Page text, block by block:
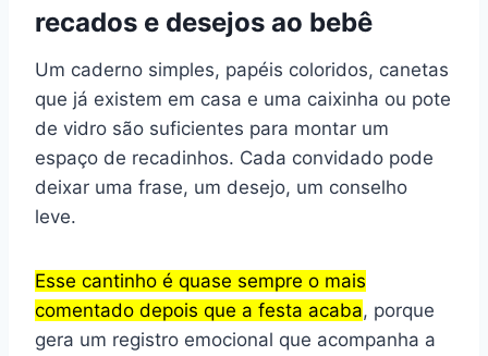
recados e desejos ao bebê
Um caderno simples, papéis coloridos, canetas
que já existem em casa e uma caixinha ou pote
de vidro são suficientes para montar um
espaço de recadinhos. Cada convidado pode
deixar uma frase, um desejo, um conselho
leve.
Esse cantinho é quase sempre o mais
comentado depois que a festa acaba, porque
gera um registro emocional que acompanha a